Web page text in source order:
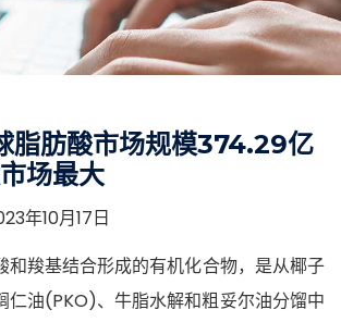
脂肪酸市场规模374.29亿
场最大
年10月17日
和羧基结合形成的有机化合物，是从椰子
仁油(PKO)、牛脂水解和粗妥尔油分馏中